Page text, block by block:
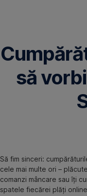
să
Să fim sinceri:
cele mai multe ori –
comanzi mâncare sau îți
spatele fiecărei plăți